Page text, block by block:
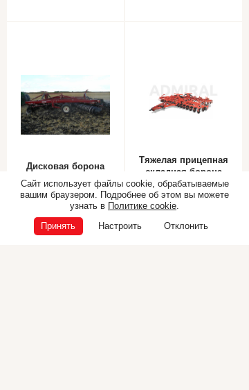
Дисковая борона
Тяжелая прицепная
складная борона
ADMIRAL
Сайт использует файлы cookie, обрабатываемые
вашим браузером. Подробнее об этом вы можете
узнать в Политике cookie.
Принять
Настроить Отклонить